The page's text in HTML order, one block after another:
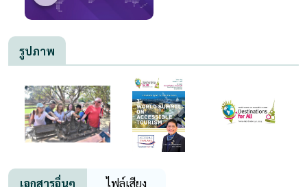
รูปภาพ
เอกสารอื่นๆ ไฟล์เสียง